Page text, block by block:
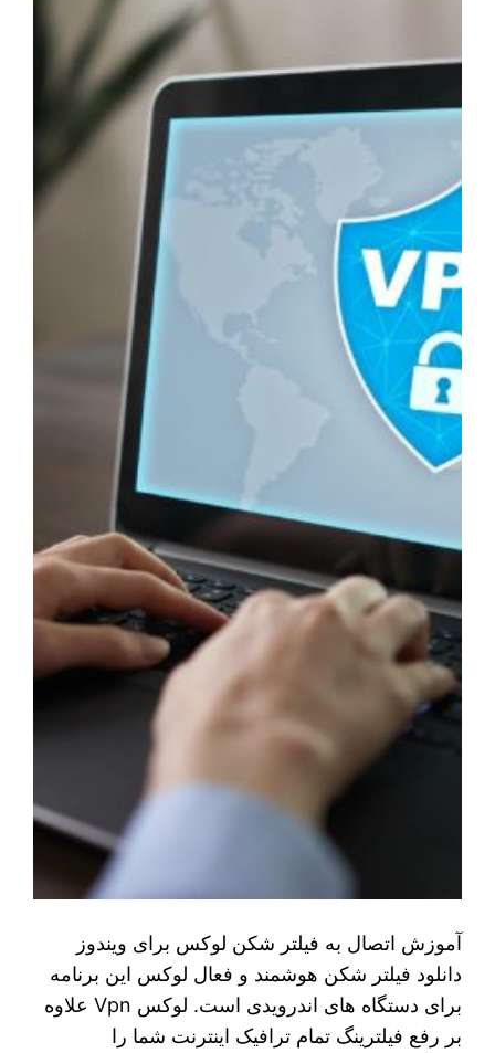
آموزش اتصال به فیلتر شکن لوکس برای ویندوز
دانلود فیلتر شکن هوشمند و فعال لوکس این برنامه
برای دستگاه های اندرویدی است. لوکس Vpn علاوه
بر رفع فیلترینگ تمام ترافیک اینترنت شما را